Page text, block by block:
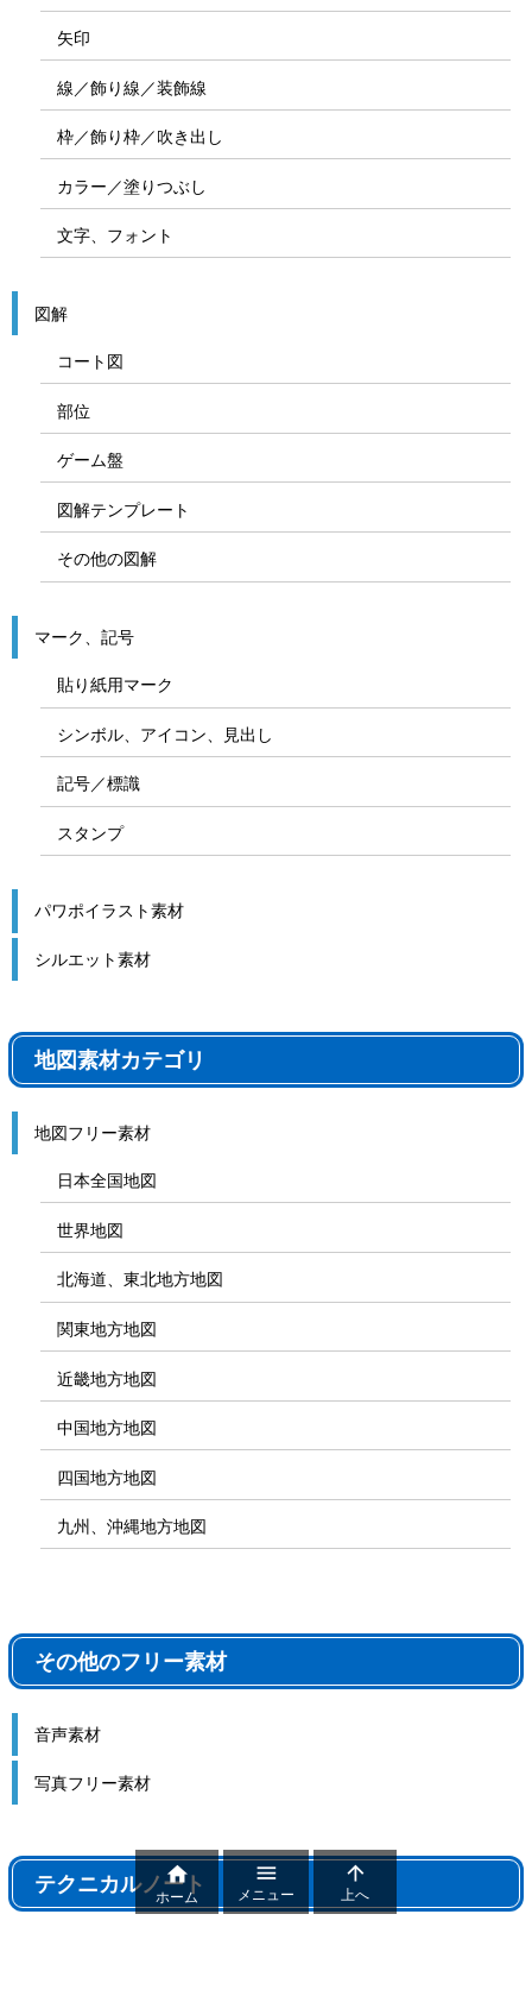
矢印
線／飾り線／装飾線
枠／飾り枠／吹き出し
カラー／塗りつぶし
文字、フォント
図解
コート図
部位
ゲーム盤
図解テンプレート
その他の図解
マーク、記号
貼り紙用マーク
シンボル、アイコン、見出し
記号／標識
スタンプ
パワポイラスト素材
シルエット素材
地図素材カテゴリ
地図フリー素材
日本全国地図
世界地図
北海道、東北地方地図
関東地方地図
近畿地方地図
中国地方地図
四国地方地図
九州、沖縄地方地図
その他のフリー素材
音声素材
写真フリー素材
テクニカルノート

ホーム

メニュー

上へ